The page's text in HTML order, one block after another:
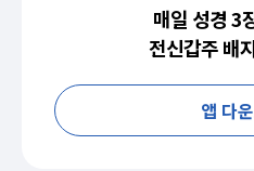
매일 성경 3
전신갑주 배
앱 다